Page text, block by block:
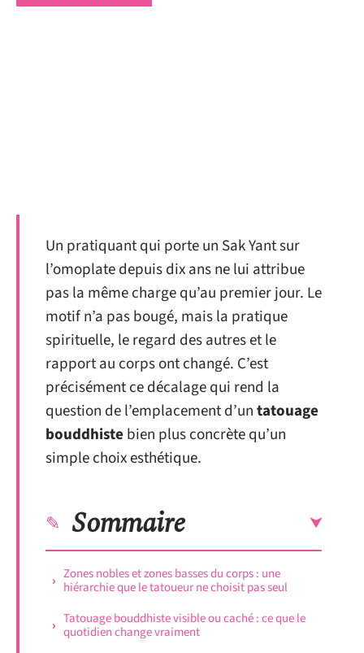
Un pratiquant qui porte un Sak Yant sur
l’omoplate depuis dix ans ne lui attribue
pas la même charge qu’au premier jour. Le
motif n’a pas bougé, mais la pratique
spirituelle, le regard des autres et le
rapport au corps ont changé. C’est
précisément ce décalage qui rend la
question de l’emplacement d’untatouage
bouddhiste bien plus concrète qu’un
simple choix esthétique.
Sommaire
Zones nobles et zones basses du corps : une
hiérarchie que le tatoueur ne choisit pas seul
Tatouage bouddhiste visible ou caché : ce que le
quotidien change vraiment